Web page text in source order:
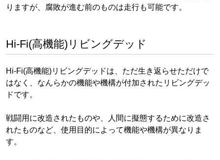
りますが、腐敗が進む前のものは走行も可能です。
Hi-Fi(高機能)リビングデッド
Hi-Fi(高機能)リビングデッドは、ただ生き返らせただけで
はなく、なんらかの機能や機構が付加されたリビングデッ
ドです。
戦闘用に改造されたものや、人間に擬態するために改造さ
れたものなど、使用目的によって機能や機構が異なりま
す。